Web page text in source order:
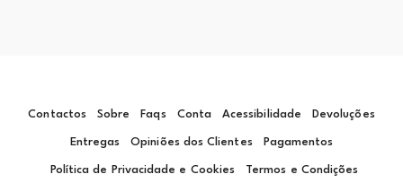
Contactos Sobre Faqs Conta Acessibilidade Devoluções
Entregas Opiniões dos Clientes Pagamentos
Política de Privacidade e Cookies Termos e Condições